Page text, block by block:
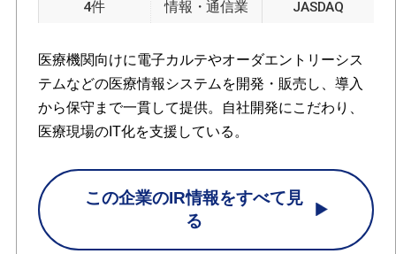
4件 情報・通信業 JASDAQ
医療機関向けに電子カルテやオーダエントリーシス
テムなどの医療情報システムを開発・販売し、導入
から保守まで一貫して提供。自社開発にこだわり、
医療現場のIT化を支援している。
この企業のIR情報をすべて見
る